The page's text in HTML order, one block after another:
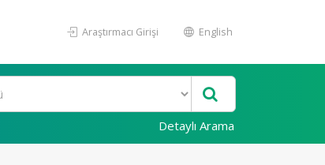
Araştırmacı Girişi English
Detaylı Arama